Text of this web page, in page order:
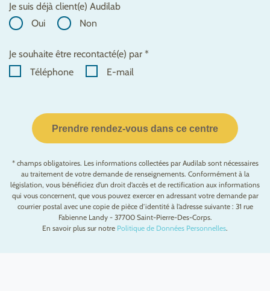
Je suis déjà client(e) Audilab
Oui
Non
Je souhaite être recontacté(e) par *
Téléphone
E-mail
Prendre rendez-vous dans ce centre
* champs obligatoires. Les informations collectées par Audilab sont nécessaires
au traitement de votre demande de renseignements. Conformément à la
législation, vous bénéficiez d’un droit d’accès et de rectification aux informations
qui vous concernent, que vous pouvez exercer en adressant votre demande par
courrier postal avec une copie de pièce d’identité à l’adresse suivante : 31 rue
Fabienne Landy - 37700 Saint-Pierre-Des-Corps.
En savoir plus sur notre Politique de Données Personnelles.